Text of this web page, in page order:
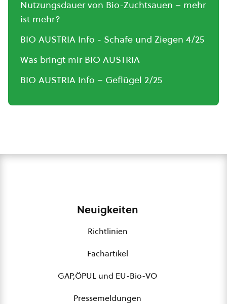
Nutzungsdauer von Bio-Zuchtsauen – mehr
ist mehr?
BIO AUSTRIA Info - Schafe und Ziegen 4/25
Was bringt mir BIO AUSTRIA
BIO AUSTRIA Info – Geflügel 2/25
Neuigkeiten
Richtlinien
Fachartikel
GAP,ÖPUL und EU-Bio-VO
Pressemeldungen